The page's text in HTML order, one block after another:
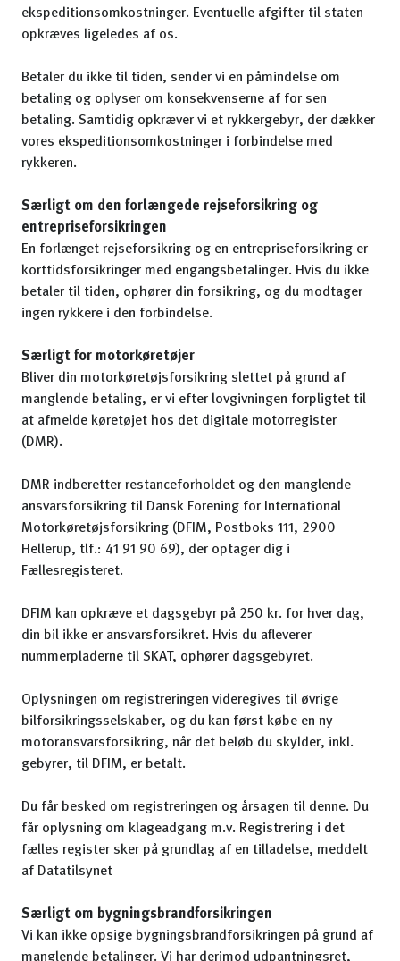
ekspeditionsomkostninger. Eventuelle afgifter til staten
opkræves ligeledes af os.
Betaler du ikke til tiden, sender vi en påmindelse om
betaling og oplyser om konsekvenserne af for sen
betaling. Samtidig opkræver vi et rykkergebyr, der dækker
vores ekspeditionsomkostninger i forbindelse med
rykkeren.
Særligt om den forlængede rejseforsikring og
entrepriseforsikringen
En forlænget rejseforsikring og en entrepriseforsikring er
korttidsforsikringer med engangsbetalinger. Hvis du ikke
betaler til tiden, ophører din forsikring, og du modtager
ingen rykkere i den forbindelse.
Særligt for motorkøretøjer
Bliver din motorkøretøjsforsikring slettet på grund af
manglende betaling, er vi efter lovgivningen forpligtet til
at afmelde køretøjet hos det digitale motorregister
(DMR).
DMR indberetter restanceforholdet og den manglende
ansvarsforsikring til Dansk Forening for International
Motorkøretøjsforsikring (DFIM, Postboks 111, 2900
Hellerup, tlf.: 41 91 90 69), der optager dig i
Fællesregisteret.
DFIM kan opkræve et dagsgebyr på 250 kr. for hver dag,
din bil ikke er ansvarsforsikret. Hvis du afleverer
nummerpladerne til SKAT, ophører dagsgebyret.
Oplysningen om registreringen videregives til øvrige
bilforsikringsselskaber, og du kan først købe en ny
motoransvarsforsikring, når det beløb du skylder, inkl.
gebyrer, til DFIM, er betalt.
Du får besked om registreringen og årsagen til denne. Du
får oplysning om klageadgang m.v. Registrering i det
fælles register sker på grundlag af en tilladelse, meddelt
af Datatilsynet
Særligt om bygningsbrandforsikringen
Vi kan ikke opsige bygningsbrandforsikringen på grund af
manglende betalinger. Vi har derimod udpantningsret,